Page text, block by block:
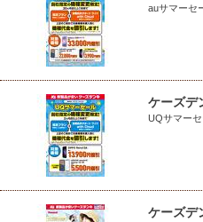
auサマーセ
ケーズデ
UQサマー
ケーズデ